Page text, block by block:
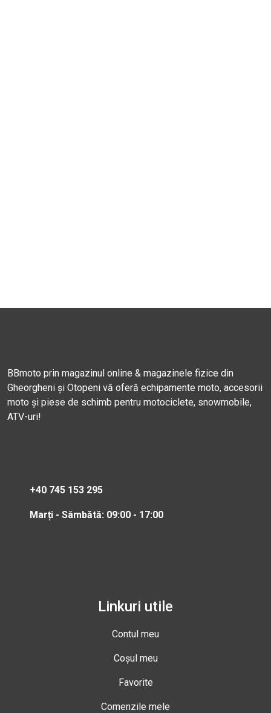
BBmoto prin magazinul online & magazinele fizice din
Gheorgheni și Otopeni vă oferă echipamente moto, accesorii
moto și piese de schimb pentru motociclete, snowmobile,
ATV-uri!
+40 745 153 295
Marți - Sâmbătă: 09:00 - 17:00
Linkuri utile
Contul meu
Coșul meu
Favorite
Comenzile mele